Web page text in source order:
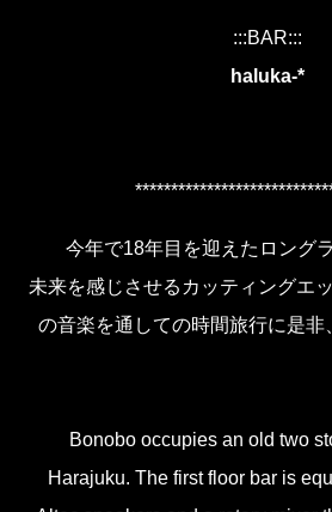
:::BAR:::
haluka-*
今年で18年目を迎えたロング
未来を感じさせるカッティングエ
の音楽を通しての時間旅行に是非
Bonobo occupies an old two
Harajuku. The first floor bar is